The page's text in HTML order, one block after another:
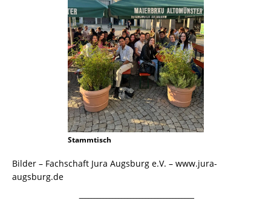
Stammtisch
Bilder – Fachschaft Jura Augsburg e.V. – www.jura-
augsburg.de
¯¯¯¯¯¯¯¯¯¯¯¯¯¯¯¯¯¯¯¯¯¯¯¯¯¯¯¯¯¯¯¯¯¯¯¯¯¯